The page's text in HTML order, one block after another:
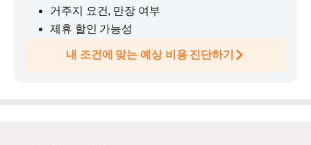
거주지 요건, 만장 여부
제휴 할인 가능성
내 조건에 맞는 예상 비용 진단하기